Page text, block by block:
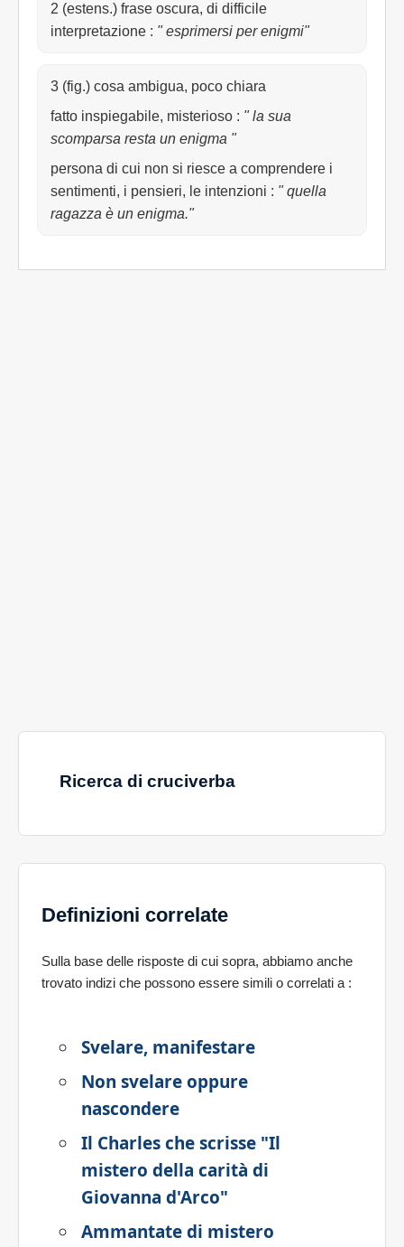
2 (estens.) frase oscura, di difficile
interpretazione : " esprimersi per enigmi"
3 (fig.) cosa ambigua, poco chiara
fatto inspiegabile, misterioso : " la sua
scomparsa resta un enigma "
persona di cui non si riesce a comprendere i
sentimenti, i pensieri, le intenzioni : " quella
ragazza è un enigma."
Ricerca di cruciverba
Definizioni correlate
Sulla base delle risposte di cui sopra, abbiamo anche
trovato indizi che possono essere simili o correlati a :
Svelare, manifestare
Non svelare oppure
nascondere
Il Charles che scrisse "Il
mistero della carità di
Giovanna d'Arco"
Ammantate di mistero